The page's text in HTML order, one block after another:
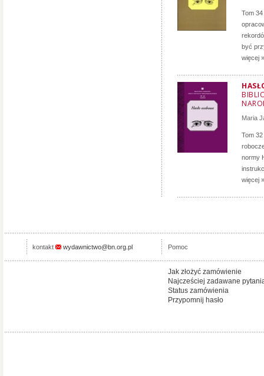
Tom
być
więcej »
Maria
Tom
normy
więcej »
kontakt wydawnictwo@bn.org.pl Pomoc
Jak złożyć zamówienie
Najcześciej zadawane
Status zamówienia
Przypomnij hasło